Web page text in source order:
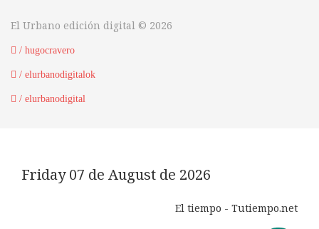
El Urbano edición digital © 2026
/ hugocravero
/ elurbanodigitalok
/ elurbanodigital
Friday 07 de August de 2026
El tiempo - Tutiempo.net